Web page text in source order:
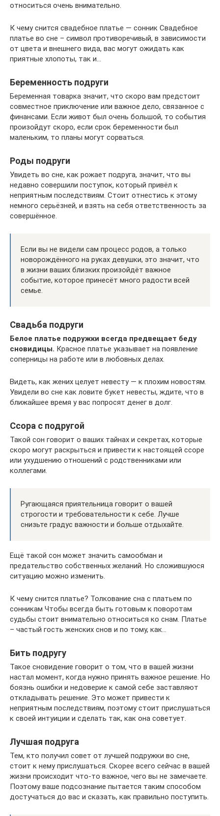
относиться очень внимательно.
К чему снится свадебное платье — сонник Свадебное
платье во сне – символ противоречивый, в зависимости
от цвета и внешнего вида, вас могут ожидать как
приятные хлопоты, так и…
Беременность подруги
Беременная товарка значит, что скоро вам предстоит
совместное приключение или важное дело, связанное с
финансами. Если живот был очень большой, то события
произойдут скоро, если срок беременности был
маленьким, то планы могут сорваться.
Роды подруги
Увидеть во сне, как рожает подруга, значит, что вы
недавно совершили поступок, который привёл к
неприятным последствиям. Стоит отнестись к этому
немного серьёзней, и взять на себя ответственность за
совершённое.
Если вы не видели сам процесс родов, а только
новорождённого на руках девушки, это значит, что
в жизни ваших близких произойдёт важное
событие, которое принесёт много радости всей
семье.
Свадьба подруги
Белое платье подружки всегда предвещает беду
сновидицы. Красное платье указывает на появление
соперницы на работе или в любовных делах.
Видеть, как жених целует невесту — к плохим новостям.
Увидели во сне как ловите букет невесты, ждите, что в
ближайшее время у вас попросят денег в долг.
Ссора с подругой
Такой сон говорит о ваших тайнах и секретах, которые
скоро могут раскрыться и привести к настоящей ссоре
или ухудшению отношений с родственниками или
коллегами.
Ругающаяся приятельница говорит о вашей
строгости и требовательности к себе. Лучше
снизьте градус важности и больше отдыхайте.
Ещё такой сон может значить самообман и
предательство собственных желаний. Но сложившуюся
ситуацию можно изменить.
К чему снится платье? Толкование сна с платьем по
сонникам Чтобы всегда быть готовым к поворотам
судьбы стоит внимательно относиться ко снам. Платье
– частый гость женских снов и по тому, как…
Бить подругу
Такое сновидение говорит о том, что в вашей жизни
настал момент, когда нужно принять важное решение. Но
боязнь ошибки и недоверие к самой себе заставляют
откладывать решение. Это может привести к
неприятным последствиям, поэтому стоит прислушаться
к своей интуиции и сделать так, как она советует.
Лучшая подруга
Тем, кто получил совет от лучшей подружки во сне,
стоит к нему прислушаться. Скорее всего сейчас в вашей
жизни происходит что-то важное, чего вы не замечаете.
Поэтому ваше подсознание пытается таким способом
достучаться до вас и сказать, как правильно поступить.